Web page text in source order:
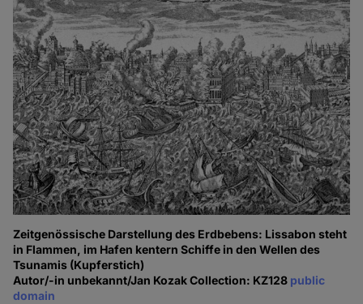
Zeitgenössische Darstellung des Erdbebens: Lissabon steht
in Flammen, im Hafen kentern Schiffe in den Wellen des
Tsunamis (Kupferstich)
Autor/-in unbekannt/Jan Kozak Collection: KZ128 public
domain